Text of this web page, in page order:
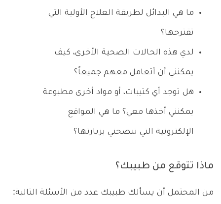
ما هي البدائل لطريقة العلاج الأولية التي
تقترحها؟
لدي هذه الحالات الصحية الأخرى، كيف
يمكنني أن أتعامل معهم جميعاً؟
هل توجد أي كتيبات، أو مواد أخرى مطبوعة
يمكنني أخذها معي؟ ما هي المواقع
الإلكترونية التي تنصحني بزيارتها؟
ماذا تتوقع من طبيبك؟
من المحتمل أن يسألك طبيبك عدد من الأسئلة التالية: